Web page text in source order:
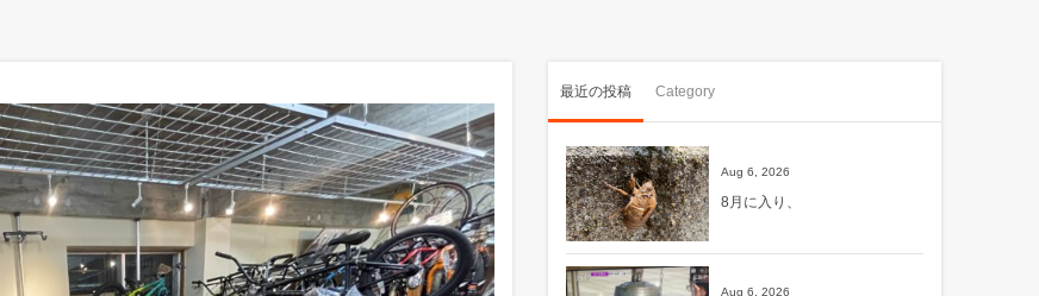
最近の投稿 Category
Aug 6, 2026
8月に入り、
Aug 6, 2026